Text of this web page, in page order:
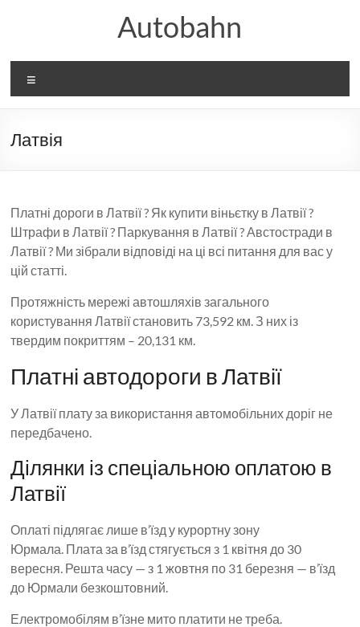
Autobahn
Латвія
Платні дороги в Латвії ? Як купити віньєтку в Латвії ?
Штрафи в Латвії ? Паркування в Латвії ? Австостради в
Латвії ? Ми зібрали відповіді на ці всі питання для вас у
цій статті.
Протяжність мережі автошляхів загального
користування Латвії становить 73,592 км. З них із
твердим покриттям – 20,131 км.
Платні автодороги в Латвії
У Латвії плату за використання автомобільних доріг не
передбачено.
Ділянки із спеціальною оплатою в
Латвії
Оплаті підлягає лише в’їзд у курортну зону
Юрмала. Плата за в’їзд стягується з 1 квітня до 30
вересня. Решта часу — з 1 жовтня по 31 березня — в’їзд
до Юрмали безкоштовний.
Електромобілям в’їзне мито платити не треба.